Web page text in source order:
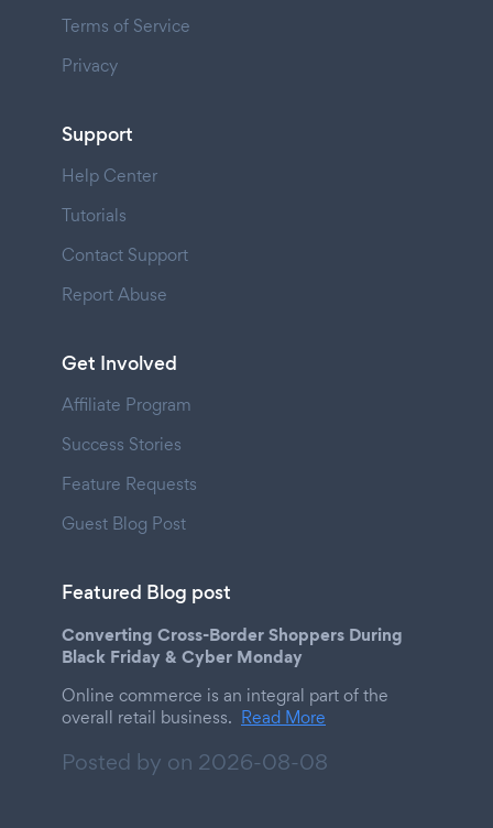
Terms of Service
Privacy
Support
Help Center
Tutorials
Contact Support
Report Abuse
Get Involved
Affiliate Program
Success Stories
Feature Requests
Guest Blog Post
Featured Blog post
Converting Cross-Border Shoppers During
Black Friday & Cyber Monday
Online commerce is an integral part of the
overall retail business. Read More
Posted by on 2026-08-08